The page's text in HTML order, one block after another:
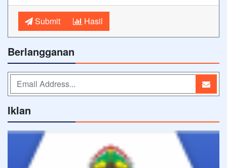
Submit Hasil
Berlangganan
Iklan